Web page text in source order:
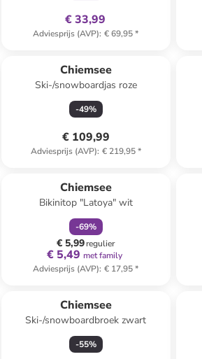
€ 33,99
Adviesprijs (AVP): € 69,95*
Chiemsee
Ski-/snowboardjas roze
-49%
€ 109,99
Adviesprijs (AVP): € 219,95*
Chiemsee
Bikinitop "Latoya" wit
-69%
€ 5,99regulier
€ 5,49 met family
Adviesprijs (AVP): € 17,95*
Chiemsee
Ski-/snowboardbroek zwart
-55%